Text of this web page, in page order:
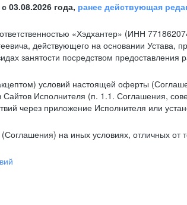
03.08.2026 года, ранее действующая
«Хэдхантер» (ИНН
действующего на основании Устава,
занятости посредством
условий настоящей оферты
Сайтов Исполнителя (п. 1.1. Соглашения,
через приложение Исполнителя или
на иных условиях, отличных от